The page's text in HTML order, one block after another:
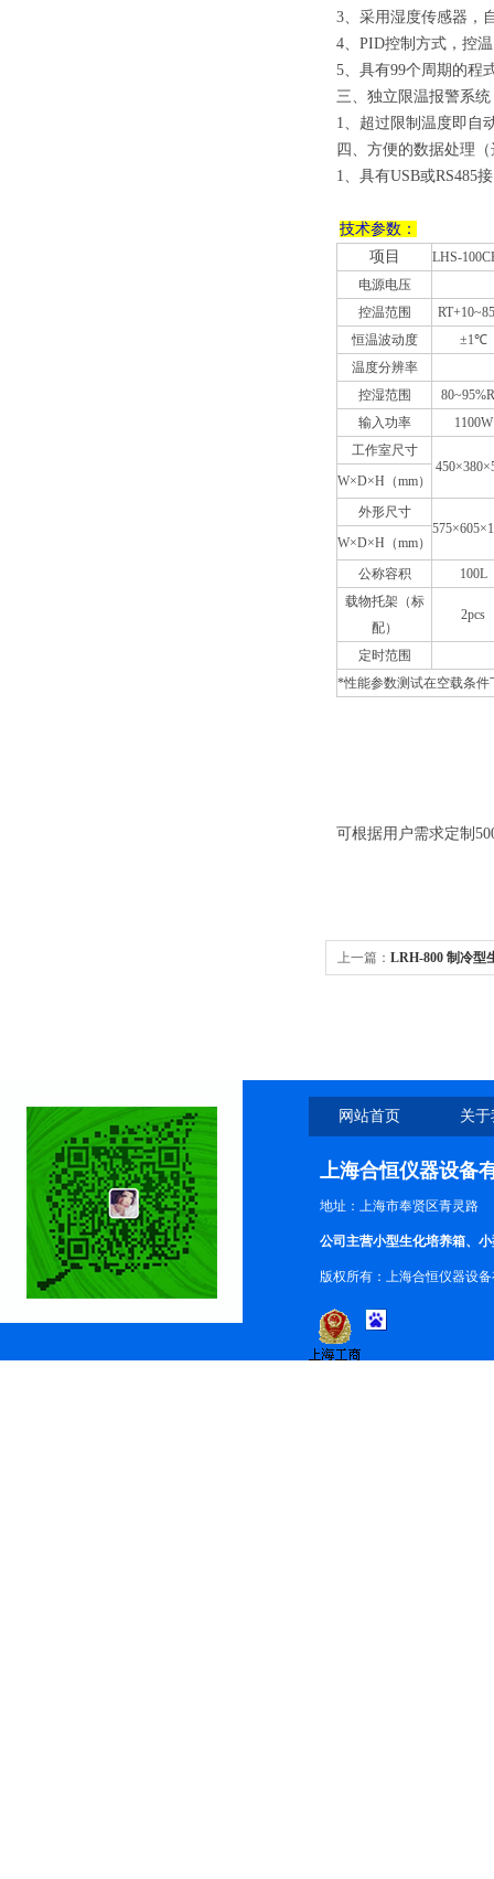
3、 采用湿度传感器，
4、 PID控制方式，控
5、 具有99个周期的程
三、 独立限温报警系
1、 超过限制温度即自
四、 方便的数据处理
1、 具有USB或RS485
技术参数：
项目
LHS-
电源电压
控温范围
恒温波动度
±1℃
温度分辨率
控湿范围
输入功率
1100W
工作室尺寸
W×D×H（mm）
外形尺寸
W×D×H（mm）
公称容积
100L
载物托架（标
配）
2pcs
定时范围
*性能参数测试在空载条
可根据用户需求定制
上一篇： LRH-800 制冷型
网站首页 关
上海合恒仪器设备
地址：上海市奉贤区青灵路
公司主营小型生化培养箱、
版权所有：上海合恒仪器设